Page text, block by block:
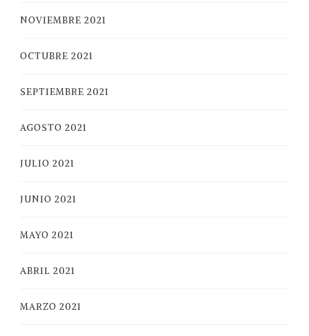
NOVIEMBRE 2021
OCTUBRE 2021
SEPTIEMBRE 2021
AGOSTO 2021
JULIO 2021
JUNIO 2021
MAYO 2021
ABRIL 2021
MARZO 2021